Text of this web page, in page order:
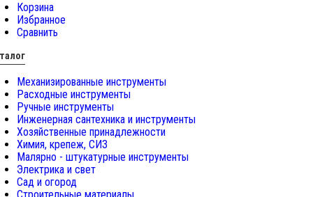
Корзина
Избранное
Сравнить
Механизированные инструменты
Расходные инструменты
Ручные инструменты
Инженерная сантехника и инструменты
Хозяйственные принадлежности
Химия, крепеж, СИЗ
Малярно - штукатурные инструменты
Электрика и свет
Сад и огород